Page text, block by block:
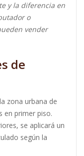
y la diferencia en
o
vender
de
zona urbana de
en primer piso.
se aplicará un
según la